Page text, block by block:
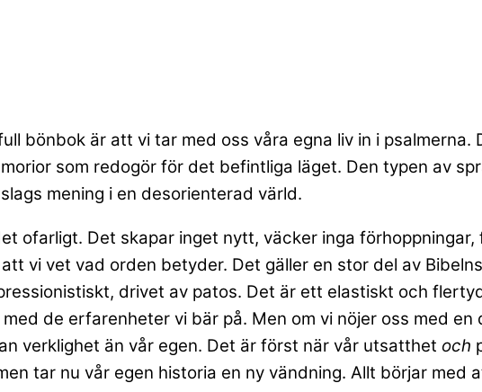
bönbok är att vi tar med oss våra egna liv in i psalmerna.
som redogör för det befintliga läget. Den typen av
mening i en desorienterad värld.
ofarligt. Det skapar inget nytt, väcker inga
vi vet vad orden betyder. Det gäller en stor del av
drivet av patos. Det är ett elastiskt och
de erfarenheter vi bär på. Men om vi nöjer oss med en
verklighet än vår egen. Det är först när vår utsatthet och
tar nu vår egen historia en ny vändning. Allt börjar med